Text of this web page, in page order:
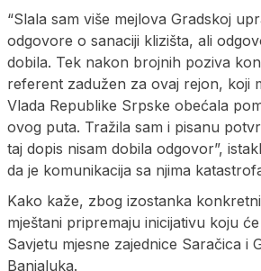
“Slala sam više mejlova Gradskoj
odgovore o sanaciji klizišta, ali
dobila. Tek nakon brojnih poziva
referent zadužen za ovaj rejon, koji
Vlada Republike Srpske obećala
ovog puta. Tražila sam i pisanu
taj dopis nisam dobila odgovor”,
da je komunikacija sa njima
Kako kaže, zbog izostanka
mještani pripremaju inicijativu koju
Savjetu mjesne zajednice Saračica i
Banjaluka.